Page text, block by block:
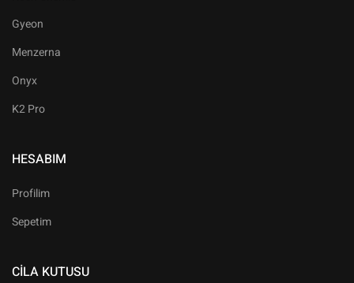
Gyeon
Menzerna
Onyx
K2 Pro
HESABIM
Profilim
Sepetim
CILA KUTUSU